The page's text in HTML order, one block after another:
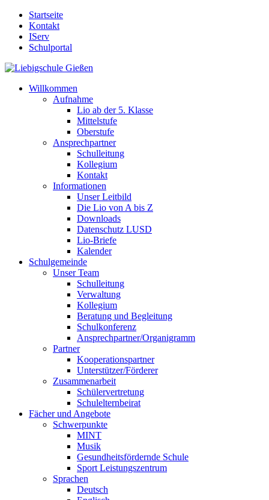
Startseite
Kontakt
IServ
Schulportal
Willkommen
Aufnahme
Lio ab der 5. Klasse
Mittelstufe
Oberstufe
Ansprechpartner
Schulleitung
Kollegium
Kontakt
Informationen
Unser Leitbild
Die Lio von A bis Z
Downloads
Datenschutz LUSD
Lio-Briefe
Kalender
Schulgemeinde
Unser Team
Schulleitung
Verwaltung
Kollegium
Beratung und Begleitung
Schulkonferenz
Ansprechpartner/Organigramm
Partner
Kooperationspartner
Unterstützer/Förderer
Zusammenarbeit
Schülervertretung
Schulelternbeirat
Fächer und Angebote
Schwerpunkte
MINT
Musik
Gesundheitsfördernde Schule
Sport Leistungszentrum
Sprachen
Deutsch